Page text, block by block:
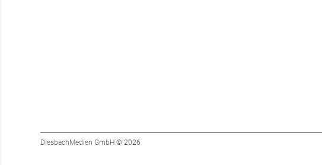
DiesbachMedien GmbH © 2026